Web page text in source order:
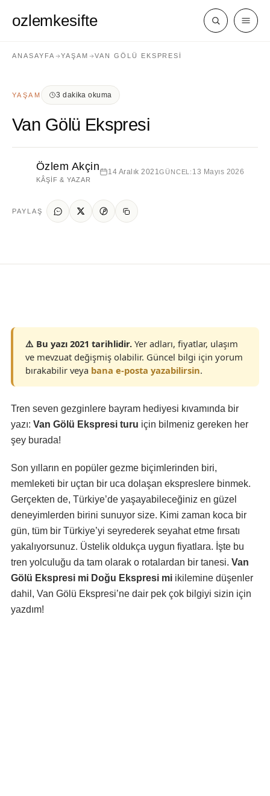
ozlemkesifte
ANASAYFA YAŞAM VAN GÖLÜ EKSPRESI
YAŞAM 3 dakika okuma
Van Gölü Ekspresi
Özlem Akçin
KÂŞIF & YAZAR
14 Aralık 2021GÜNCEL: 13 Mayıs 2026
PAYLAŞ
⚠️ Bu yazı 2021 tarihlidir. Yer adları, fiyatlar, ulaşım
ve mevzuat değişmiş olabilir. Güncel bilgi için yorum
bırakabilir veya bana e-posta yazabilirsin.
Tren seven gezginlere bayram hediyesi kıvamında bir
yazı: Van Gölü Ekspresi turu için bilmeniz gereken her
şey burada!
Son yılların en popüler gezme biçimlerinden biri,
memleketi bir uçtan bir uca dolaşan ekspreslere binmek.
Gerçekten de, Türkiye’de yaşayabileceğiniz en güzel
deneyimlerden birini sunuyor size. Kimi zaman koca bir
gün, tüm bir Türkiye’yi seyrederek seyahat etme fırsatı
yakalıyorsunuz. Üstelik oldukça uygun fiyatlara. İşte bu
tren yolculuğu da tam olarak o rotalardan bir tanesi. Van
Gölü Ekspresi mi Doğu Ekspresi mi ikilemine düşenler
dahil, Van Gölü Ekspresi’ne dair pek çok bilgiyi sizin için
yazdım!